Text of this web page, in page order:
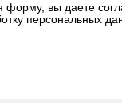
форму, вы даете
персональных